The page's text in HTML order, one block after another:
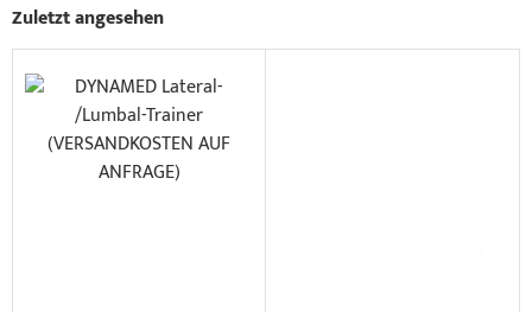
Zuletzt angesehen